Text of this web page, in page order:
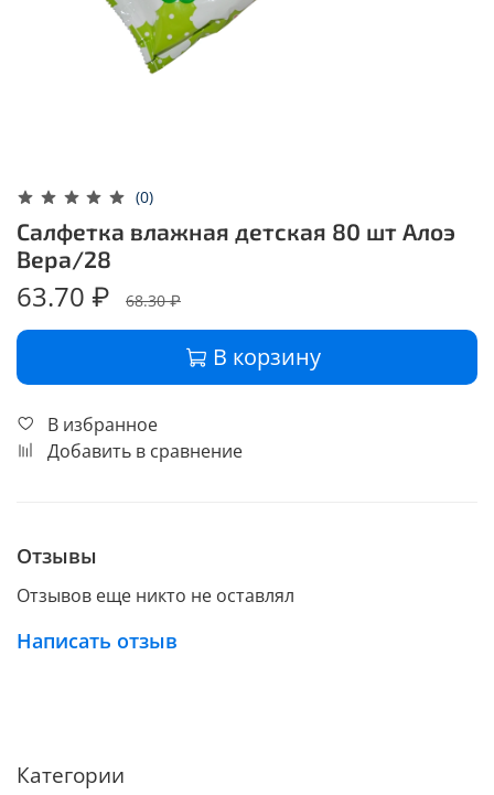
(0)
Салфетка влажная детская 80 шт Алоэ
Вера/28
63.70 ₽ 68.30 ₽
В корзину
В избранное
Добавить в сравнение
Отзывы
Отзывов еще никто не оставлял
Написать отзыв
Категории